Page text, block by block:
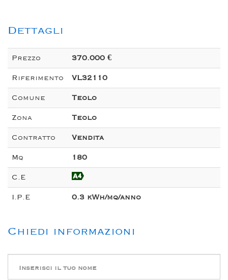
Dettagli
Prezzo 370.000 €
Riferimento VL32110
Comune Teolo
Zona Teolo
Contratto Vendita
Mq 180
C.E
I.P.E 0.3 kWh/mq/anno
Chiedi informazioni